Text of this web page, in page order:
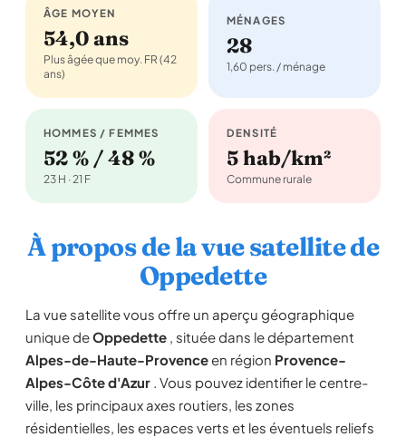
ÂGE MOYEN
54,0 ans
Plus âgée que moy. FR (42
ans)
MÉNAGES
28
1,60 pers. / ménage
HOMMES / FEMMES
52 % / 48 %
23 H · 21 F
DENSITÉ
5 hab/km²
Commune rurale
À propos de la vue satellite de
Oppedette
La vue satellite vous offre un aperçu géographique
unique deOppedette , située dans le département
Alpes-de-Haute-Provenceen région Provence-
Alpes-Côte d'Azur . Vous pouvez identifier le centre-
ville, les principaux axes routiers, les zones
résidentielles, les espaces verts et les éventuels reliefs